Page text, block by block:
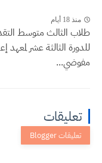
منذ 18 أيام
طلاب الثالث متوسط
للدورة الثالثة عشر لمعهد
مفوضي...
تعليقات